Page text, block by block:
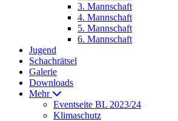
3. Mannschaft
4. Mannschaft
5. Mannschaft
6. Mannschaft
Jugend
Schachrätsel
Galerie
Downloads
Mehr
Eventseite BL 2023/24
Klimaschutz